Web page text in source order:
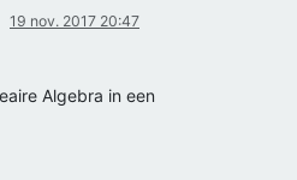
19 nov. 2017 20:47
Algebra in een